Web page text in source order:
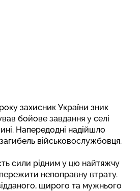
захисник України зник
бойове завдання у селі
Напередодні надійшло
військовослужбовця.
сили рідним у цю найтяжчу
непоправну втрату.
щирого та мужнього